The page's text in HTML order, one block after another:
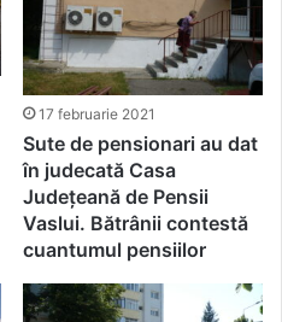
17 februarie 2021
Sute de pensionari au dat
în judecată Casa
Județeană de Pensii
Vaslui. Bătrânii contestă
cuantumul pensiilor